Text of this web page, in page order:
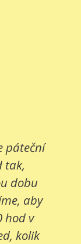
páteční
tak,
dobu
aby
hod v
kolik